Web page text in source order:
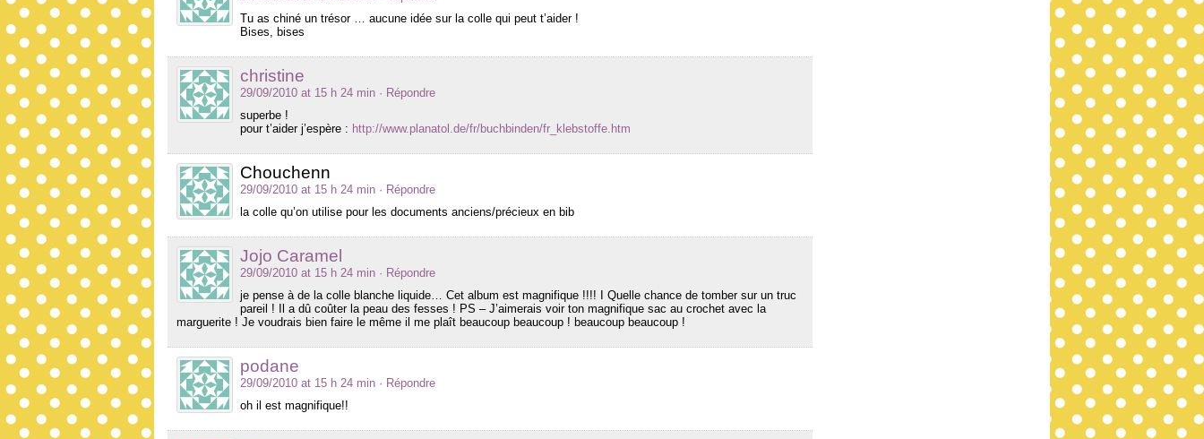
Tu as chiné un trésor … aucune idée sur la colle qui peut t’aider !
Bises, bises
christine
29/09/2010 at 15 h 24 min · Répondre
superbe !
pour t’aider j’espère : http://www.planatol.de/fr/buchbinden/fr_klebstoffe.htm
Chouchenn
29/09/2010 at 15 h 24 min · Répondre
la colle qu’on utilise pour les documents anciens/précieux en bib
Jojo Caramel
29/09/2010 at 15 h 24 min · Répondre
je pense à de la colle blanche liquide… Cet album est magnifique !!!! I Quelle chance de tomber sur un truc
pareil ! Il a dû coûter la peau des fesses ! PS – J’aimerais voir ton magnifique sac au crochet avec la
marguerite ! Je voudrais bien faire le même il me plaît beaucoup beaucoup ! beaucoup beaucoup !
podane
29/09/2010 at 15 h 24 min · Répondre
oh il est magnifique!!